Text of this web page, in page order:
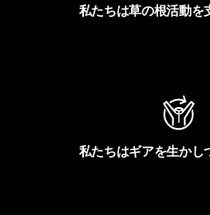
私たちは草の根活動を
私たちはギアを生かし